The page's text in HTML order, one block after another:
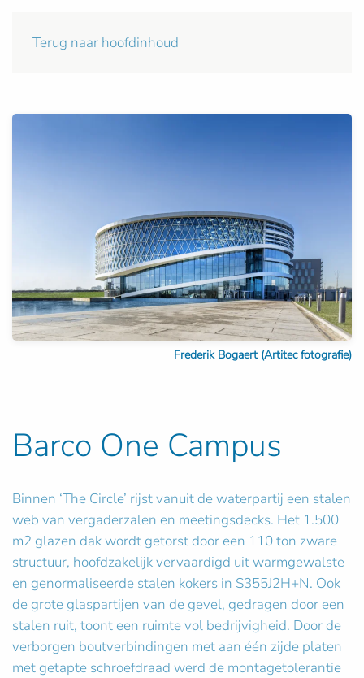
Terug naar hoofdinhoud
Frederik Bogaert (Artitec fotografie)
Barco One Campus
Binnen ‘The Circle’ rijst vanuit de waterpartij een stalen
web van vergaderzalen en meetingsdecks. Het 1.500
m2 glazen dak wordt getorst door een 110 ton zware
structuur, hoofdzakelijk vervaardigd uit warmgewalste
en genormaliseerde stalen kokers in S355J2H+N. Ook
de grote glaspartijen van de gevel, gedragen door een
stalen ruit, toont een ruimte vol bedrijvigheid. Door de
verborgen boutverbindingen met aan één zijde platen
met getapte schroefdraad werd de montagetolerantie